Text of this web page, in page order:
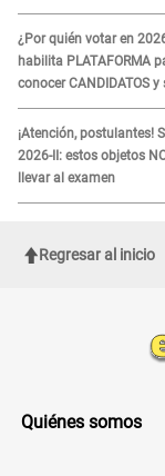
¿Por quién votar en
habilita PLATAFORMA
conocer CANDIDATOS y
propuestas
¡Atención, postulantes!
2026-II: estos objetos
llevar al examen
Regresar al inicio
Quiénes somos